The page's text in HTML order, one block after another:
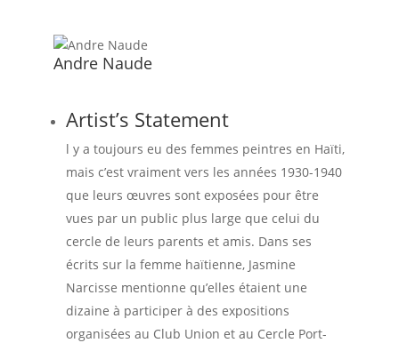
Andre Naude
Artist’s Statement
l y a toujours eu des femmes peintres en Haïti,
mais c’est vraiment vers les années 1930-1940
que leurs œuvres sont exposées pour être
vues par un public plus large que celui du
cercle de leurs parents et amis. Dans ses
écrits sur la femme haïtienne, Jasmine
Narcisse mentionne qu’elles étaient une
dizaine à participer à des expositions
organisées au Club Union et au Cercle Port-